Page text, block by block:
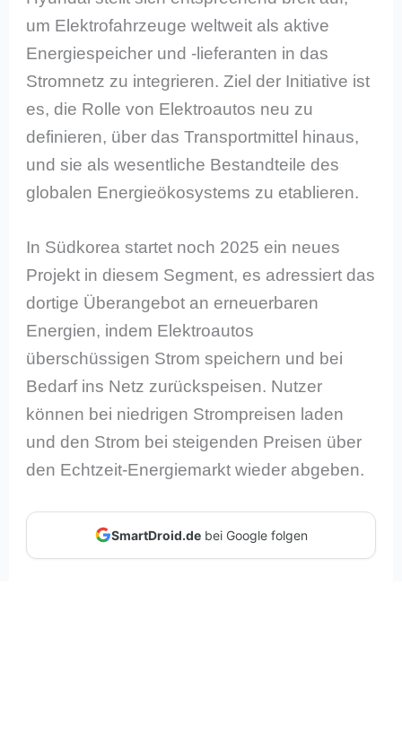
um Elektrofahrzeuge weltweit als aktive
Energiespeicher und -lieferanten in das
Stromnetz zu integrieren. Ziel der Initiative ist
es, die Rolle von Elektroautos neu zu
definieren, über das Transportmittel hinaus,
und sie als wesentliche Bestandteile des
globalen Energieökosystems zu etablieren.
In Südkorea startet noch 2025 ein neues
Projekt in diesem Segment, es adressiert das
dortige Überangebot an erneuerbaren
Energien, indem Elektroautos
überschüssigen Strom speichern und bei
Bedarf ins Netz zurückspeisen. Nutzer
können bei niedrigen Strompreisen laden
und den Strom bei steigenden Preisen über
den Echtzeit-Energiemarkt wieder abgeben.
SmartDroid.debei Google folgen